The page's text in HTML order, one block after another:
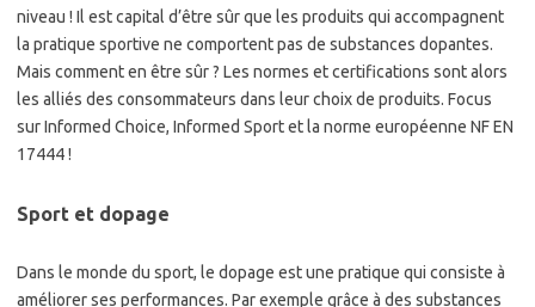
niveau ! Il est capital d’être sûr que les produits qui accompagnent
la pratique sportive ne comportent pas de substances dopantes.
Mais comment en être sûr ? Les normes et certifications sont alors
les alliés des consommateurs dans leur choix de produits. Focus
sur Informed Choice, Informed Sport et la norme européenne NF EN
17444 !
Sport et dopage
Dans le monde du sport, le dopage est une pratique qui consiste à
améliorer ses performances. Par exemple grâce à des substances